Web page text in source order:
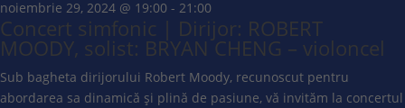
noiembrie 29, 2024 @ 19:00 - 21:00
Concert simfonic | Dirijor: ROBERT
MOODY, solist: BRYAN CHENG – violoncel
Sub bagheta dirijorului Robert Moody, recunoscut pentru
abordarea sa dinamică și plină de pasiune, vă invităm la concertul